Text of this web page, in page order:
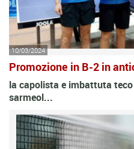
10/03/2024
Promozione in B-2 in
la capolista e imbattuta
sarmeol...